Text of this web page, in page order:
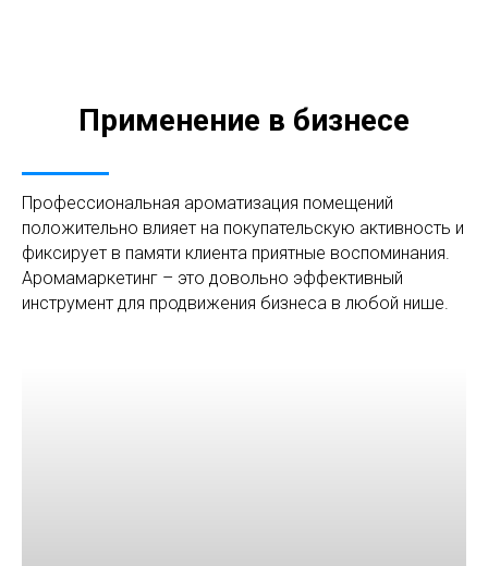
Применение в бизнесе
Профессиональная ароматизация помещений
положительно влияет на покупательскую активность и
фиксирует в памяти клиента приятные воспоминания.
Аромамаркетинг – это довольно эффективный
инструмент для продвижения бизнеса в любой нише.